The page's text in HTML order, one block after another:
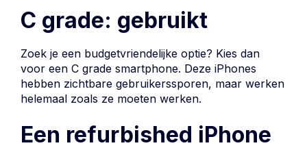
C grade: gebruikt
Zoek je een budgetvriendelijke optie? Kies dan
voor een C grade smartphone. Deze iPhones
hebben zichtbare gebruikerssporen, maar werken
helemaal zoals ze moeten werken.
Een refurbished iPhone